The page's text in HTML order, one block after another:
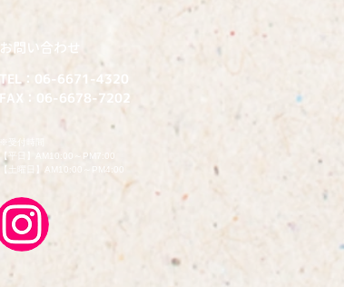
​お問い合わせ
TEL：06-6671-4320
FAX：06-6678-7202
​※受付時間
【平日】AM10:00～PM7:00
【土曜日】AM10:00～PM4:00